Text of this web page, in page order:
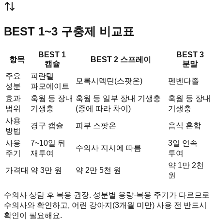
BEST 1~3 구충제 비교표
항목
BEST 1
캡슐
BEST 2 스프레이
BEST 3
분말
주요
성분
피란텔
파모에이트
모록시덱틴(스팟온) 펜벤다졸
효과
범위
훅웜 등 장내
기생충
훅웜 등 일부 장내 기생충
(종에 따라 차이)
훅웜 등 장내
기생충
사용
방법
경구 캡슐 피부 스팟온 음식 혼합
사용
주기
7~10일 뒤
재투여
수의사 지시에 따름
3일 연속
투여
가격대 약 3만 원 약 2만 5천 원
약 1만 2천
원
수의사 상담 후 복용 권장. 성분별 용량·복용 주기가 다르므로
수의사와 확인하고, 어린 강아지(3개월 미만) 사용 전 반드시
확인이 필요해요.